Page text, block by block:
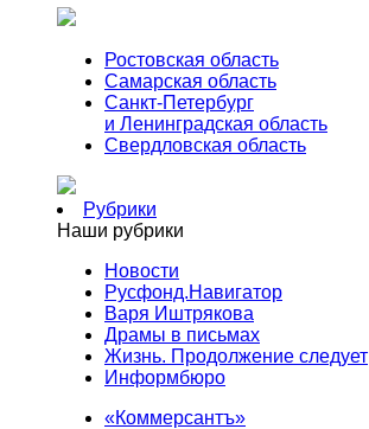
Ростовская область
Самарская область
Санкт-Петербург
и Ленинградская область
Свердловская область
Рубрики
Наши рубрики
Новости
Русфонд.Навигатор
Варя Иштрякова
Драмы в письмах
Жизнь. Продолжение следует
Информбюро
«Коммерсантъ»